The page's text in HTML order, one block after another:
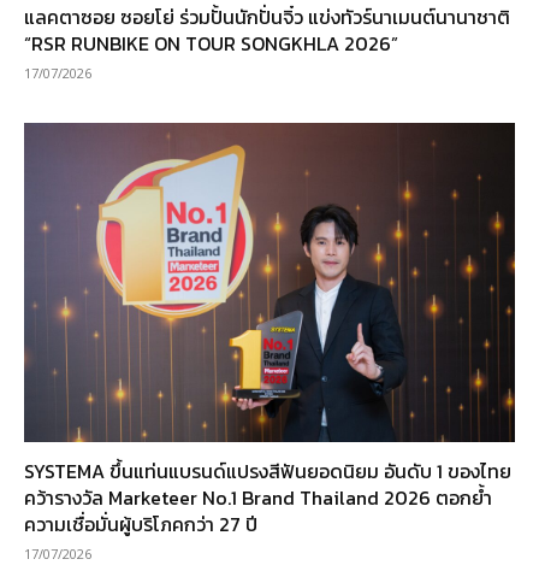
แลคตาซอย ซอยโย่ ร่วมปั้นนักปั่นจิ๋ว แข่งทัวร์นาเมนต์นานาชาติ
“RSR RUNBIKE ON TOUR SONGKHLA 2026”
17/07/2026
SYSTEMA ขึ้นแท่นแบรนด์แปรงสีฟันยอดนิยม อันดับ 1 ของไทย
คว้ารางวัล Marketeer No.1 Brand Thailand 2026 ตอกย้ำ
ความเชื่อมั่นผู้บริโภคกว่า 27 ปี
17/07/2026